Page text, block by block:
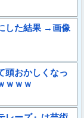
した結果 →画像
頭おかしくなっ
ｗｗｗ